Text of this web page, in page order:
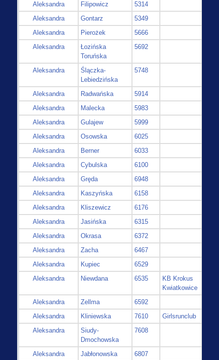
Aleksandra
Filipowicz
5314
Aleksandra
Gontarz
5349
Aleksandra
Pierożek
5666
Aleksandra
Łozińska
Toruńska
5692
Aleksandra
Ślączka-
Lebiedzińska
5748
Aleksandra Radwańska
5914
Aleksandra
Malecka
5983
Aleksandra
Gulajew
5999
Aleksandra
Osowska
6025
Aleksandra
Berner
6033
Aleksandra
Cybulska
6100
Aleksandra
Gręda
6948
Aleksandra
Kaszyńska
6158
Aleksandra
Kliszewicz
6176
Aleksandra
Jasińska
6315
Aleksandra
Okrasa
6372
Aleksandra
Zacha
6467
Aleksandra
Kupiec
6529
Aleksandra
Niewdana 6535
KB Krokus
Kwiatkowice
Aleksandra
Zellma
6592
Aleksandra
Kliniewska 7610
Girlsrunclub
Aleksandra
Siudy-
Dmochowska
7608
Aleksandra Jabłonowska
6807